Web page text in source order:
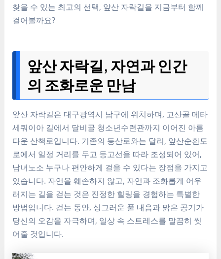
찾을 수 있는 최고의 선택, 앞산 자락길을 지금부터 함께
걸어볼까요?
앞산 자락길, 자연과 인간
의 조화로운 만남
앞산 자락길은 대구광역시 남구에 위치하며, 고산골 메타
세쿼이아 길에서 달비골 청소년수련관까지 이어진 아름
다운 산책로입니다. 기존의 등산로와는 달리, 앞산순환도
로에서 일정 거리를 두고 등고선을 따라 조성되어 있어,
남녀노소 누구나 편안하게 걸을 수 있다는 장점을 가지고
있습니다. 자연을 훼손하지 않고, 자연과 조화롭게 어우
러지는 길을 걷는 것은 진정한 힐링을 경험하는 특별한
방법입니다. 걷는 동안, 싱그러운 풀 내음과 맑은 공기가
당신의 오감을 자극하며, 일상 속 스트레스를 말끔히 씻
어줄 것입니다.